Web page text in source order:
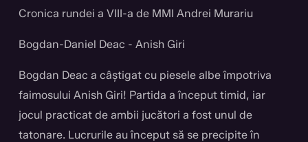
Cronica rundei a VIII-a de MMI Andrei Murariu
Bogdan-Daniel Deac - Anish Giri
Bogdan Deac a câștigat cu piesele albe împotriva
faimosului Anish Giri! Partida a început timid, iar
jocul practicat de ambii jucători a fost unul de
tatonare. Lucrurile au început să se precipite în